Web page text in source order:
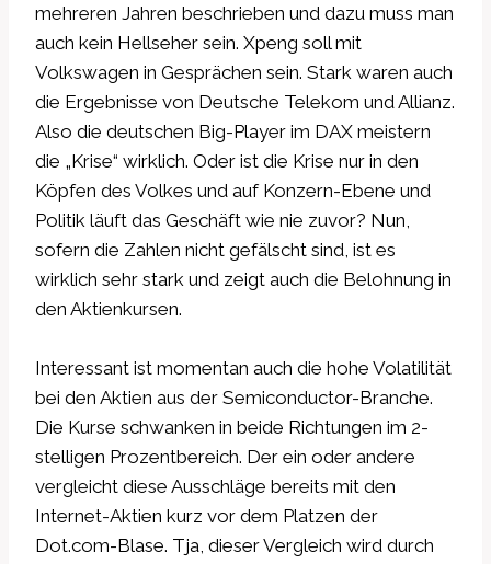
mehreren Jahren beschrieben und dazu muss man
auch kein Hellseher sein. Xpeng soll mit
Volkswagen in Gesprächen sein. Stark waren auch
die Ergebnisse von Deutsche Telekom und Allianz.
Also die deutschen Big-Player im DAX meistern
die „Krise“ wirklich. Oder ist die Krise nur in den
Köpfen des Volkes und auf Konzern-Ebene und
Politik läuft das Geschäft wie nie zuvor? Nun,
sofern die Zahlen nicht gefälscht sind, ist es
wirklich sehr stark und zeigt auch die Belohnung in
den Aktienkursen.
Interessant ist momentan auch die hohe Volatilität
bei den Aktien aus der Semiconductor-Branche.
Die Kurse schwanken in beide Richtungen im 2-
stelligen Prozentbereich. Der ein oder andere
vergleicht diese Ausschläge bereits mit den
Internet-Aktien kurz vor dem Platzen der
Dot.com-Blase. Tja, dieser Vergleich wird durch